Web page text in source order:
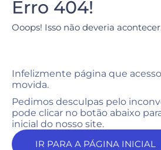
Erro 404!
Ooops! Isso não deveria
Infelizmente página que
movida.
Pedimos desculpas pelo
pode clicar no botão abaixo
inicial do nosso site.
IR PARA A PÁGINA INICIAL